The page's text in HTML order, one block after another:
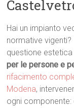
Hai un impianto
normative
questione
per le persone e
rifacimento
Modena,
ogni componente: